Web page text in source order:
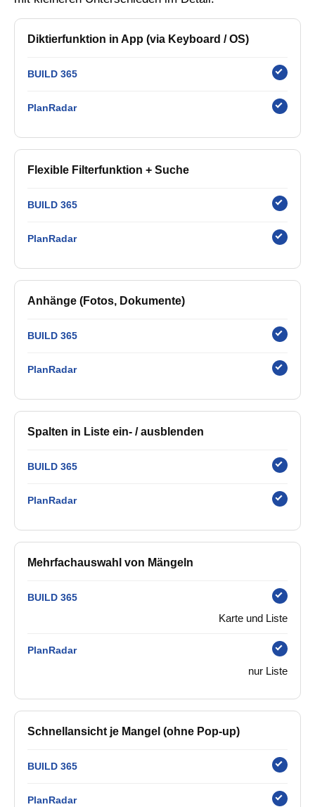
Diktierfunktion in App (via Keyboard / OS)
BUILD 365
PlanRadar
Flexible Filterfunktion + Suche
BUILD 365
PlanRadar
Anhänge (Fotos, Dokumente)
BUILD 365
PlanRadar
Spalten in Liste ein- / ausblenden
BUILD 365
PlanRadar
Mehrfachauswahl von Mängeln
BUILD 365
Karte und Liste
PlanRadar
nur Liste
Schnellansicht je Mangel (ohne Pop-up)
BUILD 365
PlanRadar